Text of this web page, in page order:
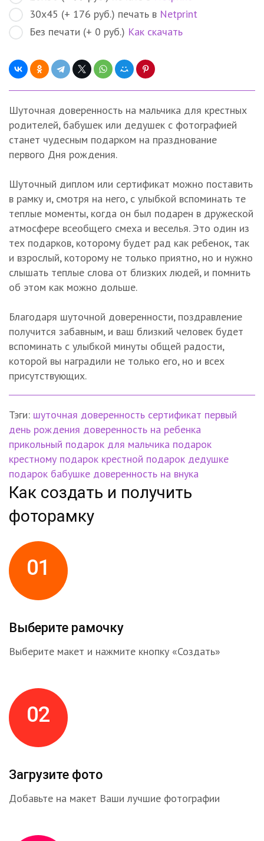
30х45 (+ 176 руб.) печать в Netprint
Без печати (+ 0 руб.) Как скачать
Шуточная доверенность на мальчика для крестных
родителей, бабушек или дедушек с фотографией
станет чудесным подарком на празднование
первого Дня рождения.
Шуточный диплом или сертификат можно поставить
в рамку и, смотря на него, с улыбкой вспоминать те
теплые моменты, когда он был подарен в дружеской
атмосфере всеобщего смеха и веселья. Это один из
тех подарков, которому будет рад как ребенок, так
и взрослый, которому не только приятно, но и нужно
слышать теплые слова от близких людей, и помнить
об этом как можно дольше.
Благодаря шуточной доверенности, поздравление
получится забавным, и ваш близкий человек будет
вспоминать с улыбкой минуты общей радости,
которой вы наградили не только его, но и всех
присутствующих.
Тэги: шуточная доверенность сертификат первый
день рождения доверенность на ребенка
прикольный подарок для мальчика подарок
крестному подарок крестной подарок дедушке
подарок бабушке доверенность на внука
Как создать и получить
фоторамку
01
Выберите рамочку
Выберите макет и нажмите кнопку «Создать»
02
Загрузите фото
Добавьте на макет Ваши лучшие фотографии